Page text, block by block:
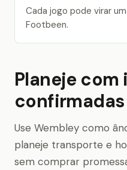
Cada jogo pode virar
Footbeen.
Planeje
confirmadas
Use Wembley como
planeje transporte e
sem comprar